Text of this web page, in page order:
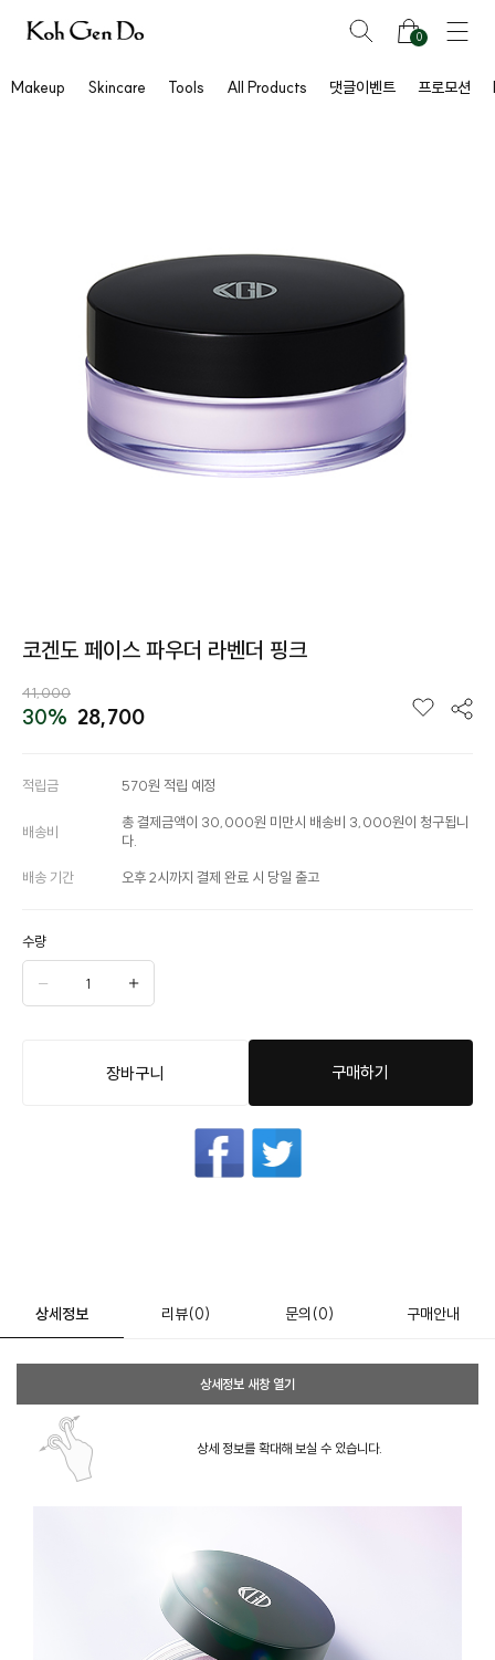
0
Makeup Skincare Tools All Products 댓글이벤트 프로모션
코겐도 페이스 파우더 라벤더 핑크
41,000
30% 28,700
적립금 570원 적립 예정
배송비
총 결제금액이 30,000원 미만시 배송비 3,000원이 청구됩니
다.
배송 기간 오후 2시까지 결제 완료 시 당일 출고
수량
장바구니 구매하기
상세정보 리뷰(0) 문의 (0) 구매안내
상세정보 새창 열기
상세 정보를 확대해 보실 수 있습니다.